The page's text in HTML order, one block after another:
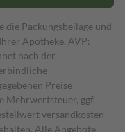
die Packungsbeilage und
Apotheke. AVP:
nach der
Preise
Mehrwertsteuer, ggf.
versand­kosten­
Alle Angebote